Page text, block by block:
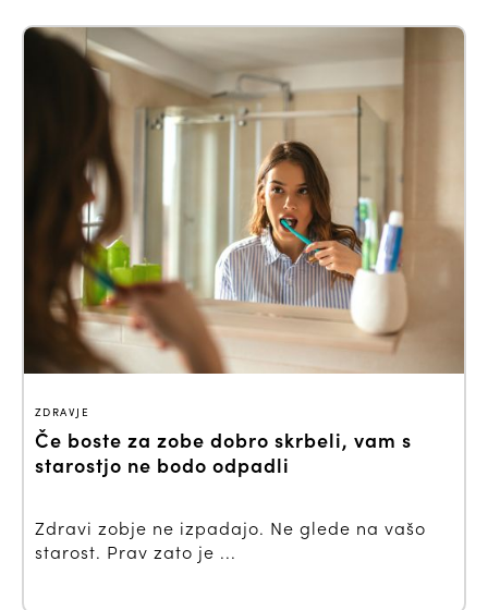
ZDRAVJE
Če boste za zobe dobro skrbeli, vam s
starostjo ne bodo odpadli
Zdravi zobje ne izpadajo. Ne glede na vašo
starost. Prav zato je ...